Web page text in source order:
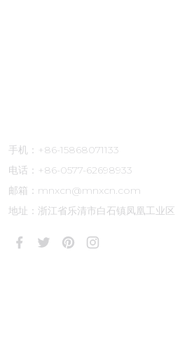
手机：+86-15868071133
电话：+86-0577-62698933
邮箱：mnxcn@mnxcn.com
地址：浙江省乐清市白石镇凤凰工业区